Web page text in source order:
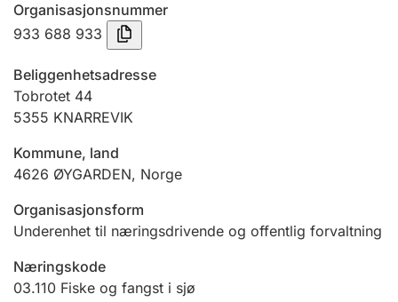
Tinglysing
Jeger
Betaling og jegeravgiftskort
Ektepaktveileder
Organisasjonsnummer
933 688 933
Beliggenhetsadresse
Tobrotet 44
5355 KNARREVIK
Kommune, land
4626 ØYGARDEN, Norge
Organisasjonsform
Underenhet til næringsdrivende og offentlig forvaltning
Næringskode
03.110 Fiske og fangst i sjø